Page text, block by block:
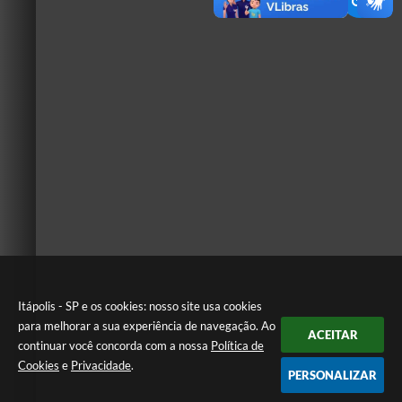
Itápolis - SP e os cookies: nosso site usa cookies
para melhorar a sua experiência de navegação. Ao
continuar você concorda com a nossa Política de
Cookies e Privacidade.
ACEITAR
PERSONALIZAR